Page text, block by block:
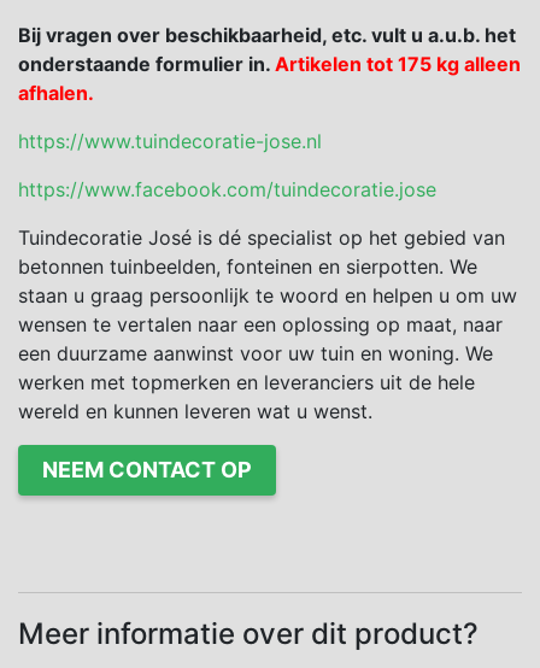
Bij vragen over beschikbaarheid, etc. vult u a.u.b. het
onderstaande formulier in. Artikelen tot 175 kg alleen
afhalen.
https://www.tuindecoratie-jose.nl
https://www.facebook.com/tuindecoratie.jose
Tuindecoratie José is dé specialist op het gebied van
betonnen tuinbeelden, fonteinen en sierpotten. We
staan u graag persoonlijk te woord en helpen u om uw
wensen te vertalen naar een oplossing op maat, naar
een duurzame aanwinst voor uw tuin en woning. We
werken met topmerken en leveranciers uit de hele
wereld en kunnen leveren wat u wenst.
NEEM CONTACT OP
Meer informatie over dit product?